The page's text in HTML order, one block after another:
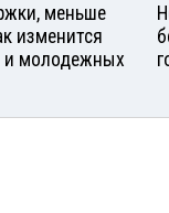
меньше
изменится
и молодежных